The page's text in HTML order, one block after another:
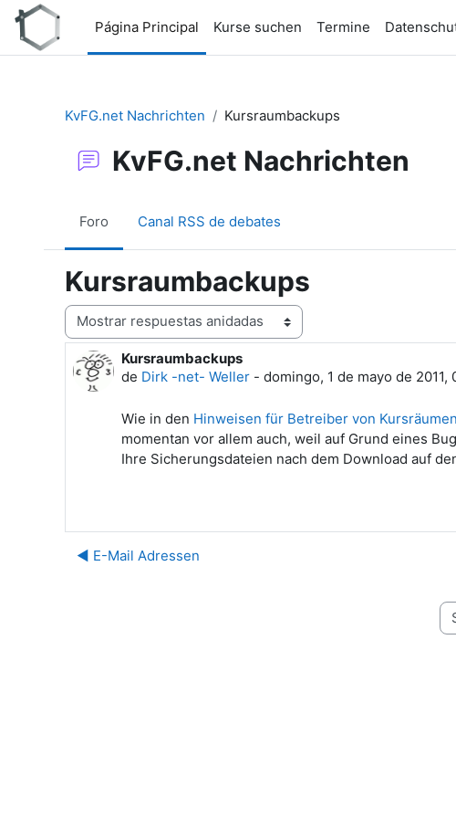
Salta al contenido principal
Página Principal
Kurse suchen Termine
KvFG.net Nachrichten
Kursraumbackups
KvFG.net Nachrichten
Foro Canal RSS de debates
Kursraumbackups
Mostrar modo
Kursraumbackups
de Dirk -net- Weller - domingo, 1 de mayo de 2011,
Número de respuestas: 0
Wie in den Hinweisen für Betreiber von Kursräumen
momentan vor allem auch, weil auf Grund eines
Ihre Sicherungsdateien nach dem Download auf
◀︎ E-Mail Adressen